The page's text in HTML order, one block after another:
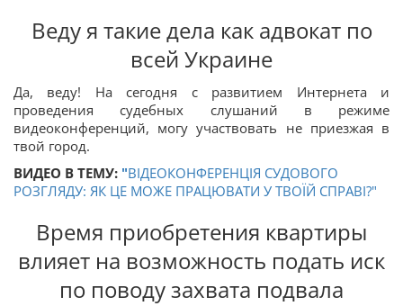
Веду я такие дела как адвокат по
всей Украине
Да, веду! На сегодня с развитием Интернета и
проведения судебных слушаний в режиме
видеоконференций, могу участвовать не приезжая в
твой город.
ВИДЕО В ТЕМУ: "ВІДЕОКОНФЕРЕНЦІЯ СУДОВОГО
РОЗГЛЯДУ: ЯК ЦЕ МОЖЕ ПРАЦЮВАТИ У ТВОЇЙ СПРАВІ?"
Время приобретения квартиры
влияет на возможность подать иск
по поводу захвата подвала